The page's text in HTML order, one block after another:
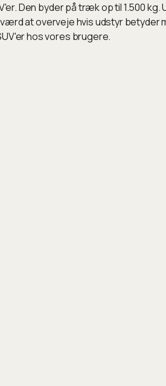
Den byder på træk op til 1.500
at overveje hvis udstyr betyder
hos vores brugere.